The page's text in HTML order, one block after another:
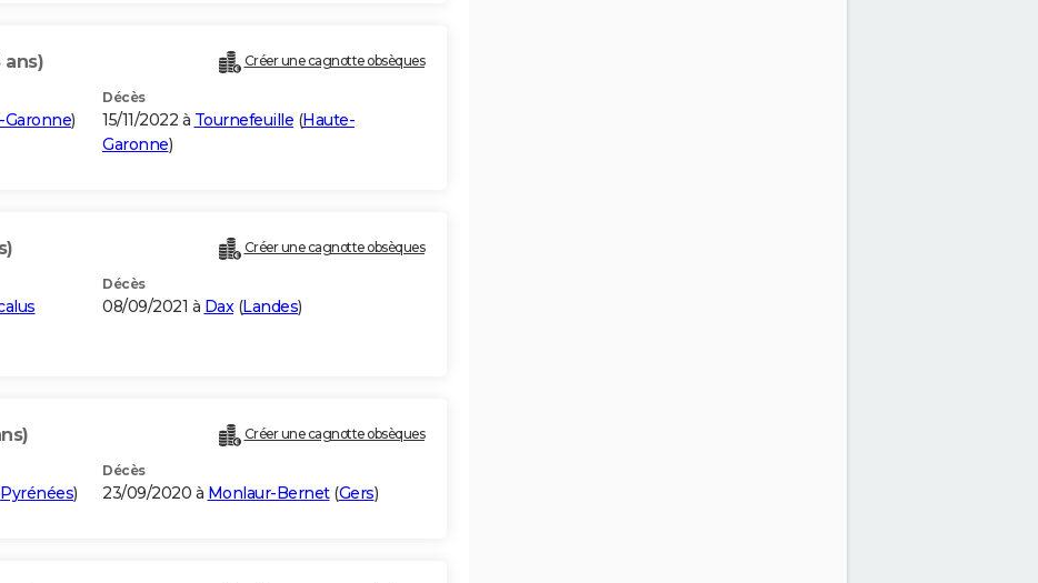
ans) Créer une cagnotte obsèques
Garonne)
Décès
15/11/2022 à Tournefeuille (Haute-
Garonne)
Créer une cagnotte obsèques
Décès
08/09/2021 à Dax(Landes)
Créer une cagnotte obsèques
)
Décès
23/09/2020 à Monlaur-Bernet(Gers)